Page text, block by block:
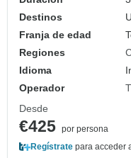
Destinos
Franja de edad
Regiones
Idioma
Operador
Desde
€425 por persona
Regístrate para acceder